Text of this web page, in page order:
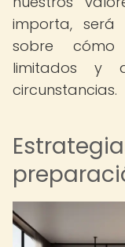
importa, será
sobre cómo
limitados y
circunstancias.